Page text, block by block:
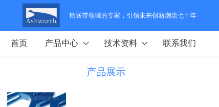
输送带领域的专家，引领未来创新潮流七十年
首页 产品中心 技术资料 联系我们
产品展示